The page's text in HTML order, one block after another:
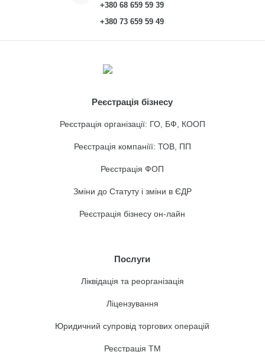
+380 68 659 59 39
+380 73 659 59 49
Реєстрація бізнесу
Реєстрація організації: ГО, БФ, КООП
Реєстрація компаніїї: ТОВ, ПП
Реєстрація ФОП
Зміни до Статуту і зміни в ЄДР
Реєстрація бізнесу он-лайн
Послуги
Ліквідація та реорганізація
Ліцензування
Юридичний супровід торгових операцій
Реєстрація ТМ